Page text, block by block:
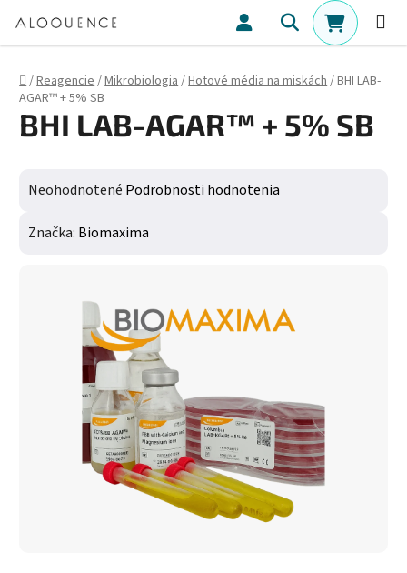
Hľadať
Domov
/Reagencie/Mikrobiologia/Hotové média na miskách/BHI LAB-
AGAR™ + 5% SB
BHI LAB-AGAR™ + 5% SB
Priemerné hodnotenie produktu je 0,0 z 5 hviezdičiek.
Neohodnotené Podrobnosti hodnotenia
Značka: Biomaxima